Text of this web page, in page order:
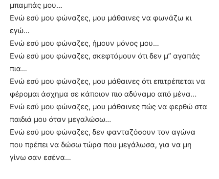
μπαμπάς μου…
Ενώ εσύ μου φώναζες, μου μάθαινες να φωνάζω κι
εγώ…
Ενώ εσύ μου φώναζες, ήμουν μόνος μου…
Ενώ εσύ μου φώναζες, σκεφτόμουν ότι δεν μ” αγαπάς
πια…
Ενώ εσύ μου φώναζες, μου μάθαινες ότι επιτρέπεται να
φέρομαι άσχημα σε κάποιον πιο αδύναμο από μένα…
Ενώ εσύ μου φώναζες, μου μάθαινες πώς να φερθώ στα
παιδιά μου όταν μεγαλώσω…
Ενώ εσύ μου φώναζες, δεν φανταζόσουν τον αγώνα
που πρέπει να δώσω τώρα που μεγάλωσα, για να μη
γίνω σαν εσένα…